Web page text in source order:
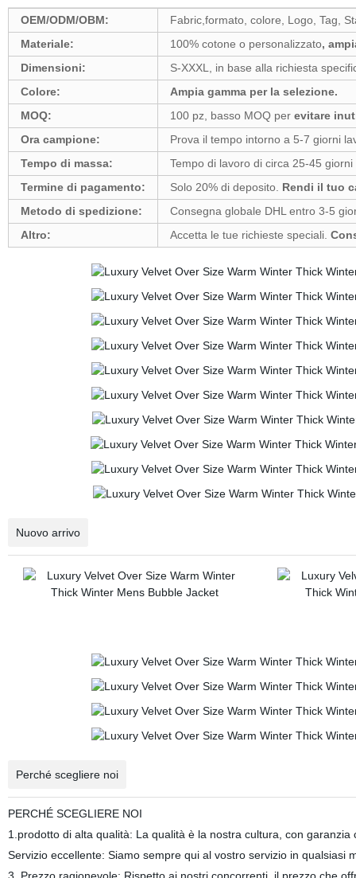
OEM/ODM/OBM:
Fabric,formato, colore, Logo, Tag,
Materiale:
100% cotone o personalizzato,
Dimensioni:
S-XXXL, in base alla richiesta
Colore:
Ampia gamma per la selezione.
MOQ:
100 pz, basso MOQ perevitare
Ora campione:
Prova il tempo intorno a 5-7 giorni
Tempo di massa:
Tempo di lavoro di circa 25-45
Termine di pagamento:
Solo 20% di deposito. Rendi il tuo
Metodo di spedizione:
Consegna globale DHL entro 3-5
Altro:
Accetta le tue richieste speciali.
Nuovo arrivo
Perché scegliere noi
PERCHÉ SCEGLIERE NOI
1.prodotto di alta qualità: La qualità è la nostra cultura, con garanzia
Servizio eccellente: Siamo sempre qui al vostro servizio in qualsiasi